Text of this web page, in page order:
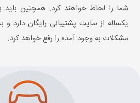
شما را لحاظ خواهند کرد. همچنین
یکساله از سایت پشتیبانی رایگان دارد
مشکلات به وجود آمده را رفع خواهد کرد.